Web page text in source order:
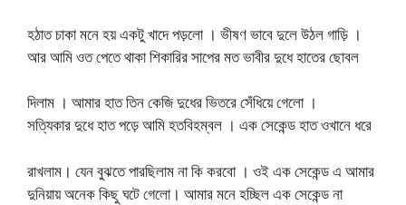
হঠাত চাকা মনে হয় একটু খাদে পড়লো । ভীষণ ভাবে দুলে উঠল গাড়ি ।
আর আমি ওত পেতে থাকা শিকারির সাপের মত ভাবীর দুধে হাতের ছোবল
দিলাম । আমার হাত তিন কেজি দুধের ভিতরে সেঁধিয়ে গেলো ।
সত্যিকার দুধে হাত পড়ে আমি হতবিহম্বল । এক সেকেন্ড হাত ওখানে ধরে
রাখলাম। যেন বুঝতে পারছিলাম না কি করবো । ওই এক সেকেন্ড এ আমার
দুনিয়ায় অনেক কিছু ঘটে গেলো। আমার মনে হচ্ছিল এক সেকেন্ড না